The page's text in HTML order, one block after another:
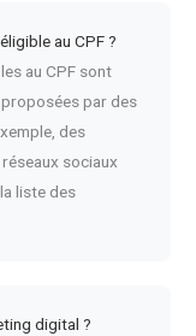
au CPF ?
au CPF sont
proposées par des
des
sociaux
liste des
digital ?